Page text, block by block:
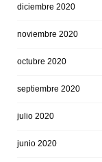
diciembre 2020
noviembre 2020
octubre 2020
septiembre 2020
julio 2020
junio 2020